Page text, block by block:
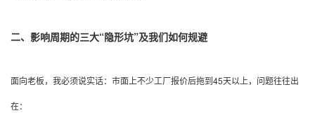
二、影响周期的三大“隐形坑”及我们如何规避
面向老板，我必须说实话：市面上不少工厂报价后拖到45天以上，问题往往出
在：